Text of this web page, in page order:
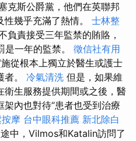
克斯公爵黨，他們在英聯邦
幾乎充滿了熱情。 士林整
負責接受三年監禁的賄賂，
是一年的監禁。 徵信社有用
從根本上獨立於醫生或護士
。 冷氣清洗 但是，如果維
生服務提供期間或之後，醫
內也對待“患者也受到治療
摩 台中眼科推薦 新北除白
中，Vilmos和Katalin訪問了